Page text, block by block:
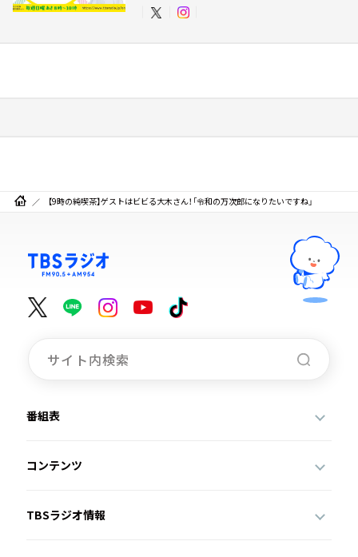
【9時の純喫茶】ゲストはビビる大木さん！「令和の万次郎になりたいですね」
番組表
コンテンツ
TBSラジオ情報